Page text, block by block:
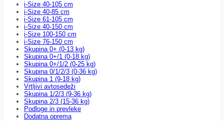
i-Size 40-105 cm
i-Size 40-85 cm
i-Size 61-105 cm
i-Size 40-150 cm
i-Size 100-150 cm
i-Size 76-150 cm
Skupina 0+ (0-13 kg)
Skupina 0+/1 (0-18 kg)
Skupina 0+/1/2 (0-25 kg)
Skupina 0/1/2/3 (0-36 kg)
Skupina 1 (9-18 kg)
Vrtljivi avtosedeži
Skupina 1/2/3 (9-36 kg)
Skupina 2/3 (15-36 kg)
Podloge in prevleke
Dodatna oprema